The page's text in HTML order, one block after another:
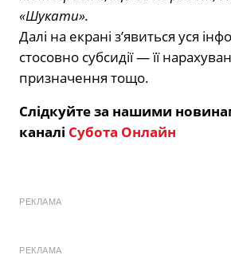
«Шукати».
Далі на екрані з’явиться уся
стосовно субсидії — її
призначення тощо.
Слідкуйте за нашими
каналі Субота Онлайн
РЕКЛАМА
РЕКЛАМА